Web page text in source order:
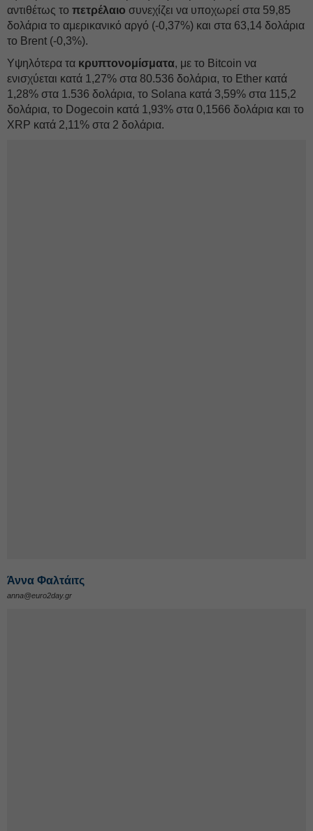
αντιθέτως το πετρέλαιο συνεχίζει να υποχωρεί στα 59,85
δολάρια το αμερικανικό αργό (-0,37%) και στα 63,14 δολάρια
το Brent (-0,3%).
Υψηλότερα τα κρυπτονομίσματα, με το Bitcoin να
ενισχύεται κατά 1,27% στα 80.536 δολάρια, το Ether κατά
1,28% στα 1.536 δολάρια, το Solana κατά 3,59% στα 115,2
δολάρια, το Dogecoin κατά 1,93% στα 0,1566 δολάρια και το
XRP κατά 2,11% στα 2 δολάρια.
Άννα Φαλτάιτς
anna@euro2day.gr